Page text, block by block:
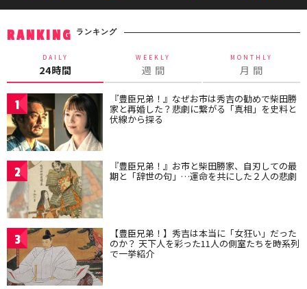
RANKING ランキング
DAILY
24時間
WEEKLY
週 間
MONTHLY
月 間
1 『豊臣兄弟！』なぜお市は秀吉の勧めで柴田勝
家と再婚した？悲劇に繋がる「真相」を史料と
伏線から探る
2 『豊臣兄弟！』お市と柴田勝家、自刃しての最
期と「辞世の句」…運命を共にした２人の悲劇
3 【豊臣兄弟！】秀吉は本当に「女狂い」だった
のか？ 天下人を彩った11人の側室たちを時系列
で一挙紹介